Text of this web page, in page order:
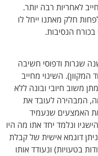
לאחריות רבה יותר.
חלק מאתנו ייחל לו
הנסיבות.
שגרות ודפוסי חשיבה
השינוי מחייב
משוב חיובי ובונה ללא
המבהירה לעובד את
האמצעים שנעמיד
ונלמד יחד אתו מה היו
דוגמא אישית של קבלת
בטעויות) ונעודד אותו